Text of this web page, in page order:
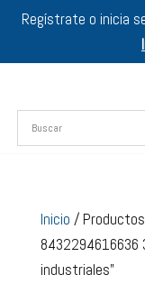
Regístrate o inicia
Inicio /
8432294616636
industriales”